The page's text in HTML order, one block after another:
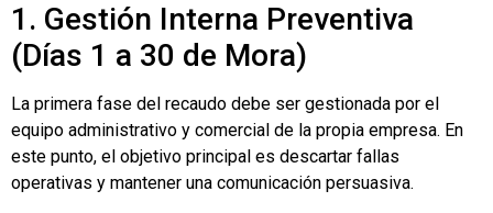
1. Gestión Interna Preventiva
(Días 1 a 30 de Mora)
La primera fase del recaudo debe ser gestionada por el
equipo administrativo y comercial de la propia empresa. En
este punto, el objetivo principal es descartar fallas
operativas y mantener una comunicación persuasiva.